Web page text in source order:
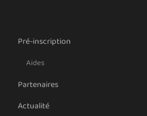
Pré-inscription
Aides
Partenaires
Actualité